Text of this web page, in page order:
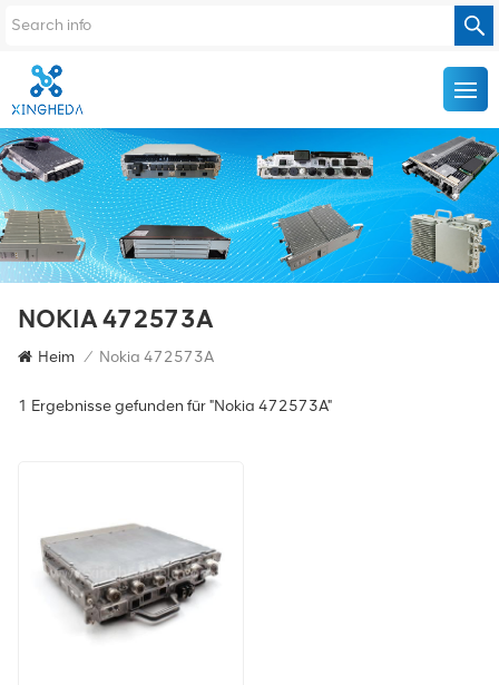
NOKIA 472573A
Heim / Nokia 472573A
1 Ergebnisse gefunden für "Nokia 472573A"